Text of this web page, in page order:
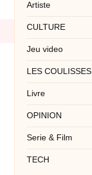
Artiste
CULTURE
Jeu video
LES COULISSES
Livre
OPINION
Serie & Film
TECH